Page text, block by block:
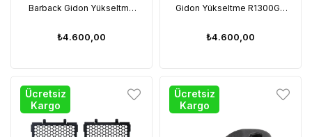
Barback Gidon Yükseltme
₺4.600,00
Gidon Yükseltme R1300GS
₺4.600,00
Ücretsiz
Kargo
Ücretsiz
Kargo